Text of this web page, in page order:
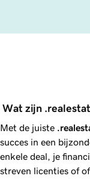
Wat zijn
Met de juiste
succes in een
enkele deal, je
streven licenties of